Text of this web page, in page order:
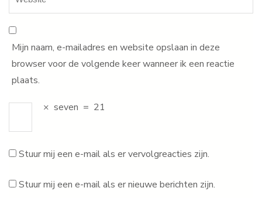
Mijn naam, e-mailadres en website opslaan in deze
browser voor de volgende keer wanneer ik een reactie
plaats.
× seven = 21
Stuur mij een e-mail als er vervolgreacties zijn.
Stuur mij een e-mail als er nieuwe berichten zijn.